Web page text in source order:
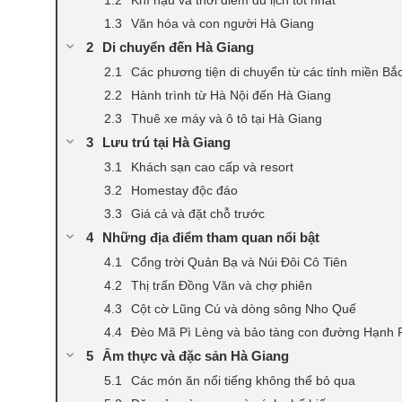
Văn hóa và con người Hà Giang
Di chuyển đến Hà Giang
Các phương tiện di chuyển từ các tỉnh miền
Hành trình từ Hà Nội đến Hà Giang
Thuê xe máy và ô tô tại Hà Giang
Lưu trú tại Hà Giang
Khách sạn cao cấp và resort
Homestay độc đáo
Giá cả và đặt chỗ trước
Những địa điểm tham quan nổi bật
Cổng trời Quản Bạ và Núi Đôi Cô Tiên
Thị trấn Đồng Văn và chợ phiên
Cột cờ Lũng Cú và dòng sông Nho Quế
Đèo Mã Pì Lèng và bảo tàng con đường Hạnh
Ẩm thực và đặc sản Hà Giang
Các món ăn nổi tiếng không thể bỏ qua